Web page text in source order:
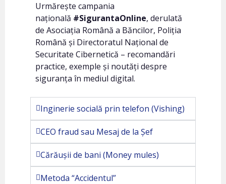
Urmărește campania
națională #SigurantaOnline, derulată
de Asociația Română a Băncilor, Poliția
Română și Directoratul Național de
Securitate Cibernetică – recomandări
practice, exemple și noutăți despre
siguranța în mediul digital.
Inginerie socială prin telefon (Vishing)
CEO fraud sau Mesaj de la Șef
Cărăușii de bani (Money mules)
Metoda “Accidentul”